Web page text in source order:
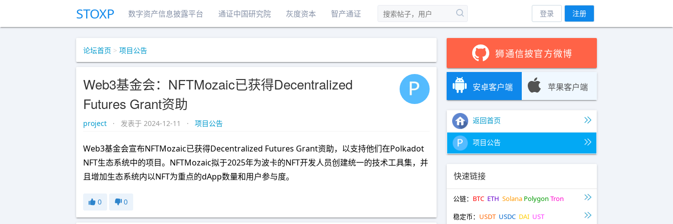
STOXP 数字资产信息披露平台 通证中国研究院 灰度资本 智产通证 登录 注册
论坛首页 > 项目公告
Web3基金会：NFTMozaic已获得Decentralized
Futures Grant资助
project · 发表于 2024-12-11 · 项目公告
Web3基金会宣布NFTMozaic已获得Decentralized Futures Grant资助，以支持他们在Polkadot
NFT生态系统中的项目。NFTMozaic拟于2025年为波卡的NFT开发人员创建统一的技术工具集，并
且增加生态系统内以NFT为重点的dApp数量和用户参与度。
0 0
狮通信披官方微博
安卓客户端 苹果客户端
返回首页
项目公告
快速链接
公链： BTC ETH Solana Polygon Tron
稳定币： USDT USDC DAI UST